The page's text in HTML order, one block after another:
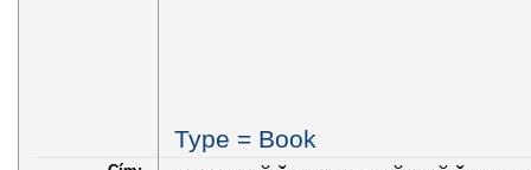
Type = Book